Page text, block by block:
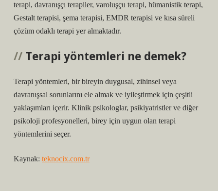
terapi, davranışçı terapiler, varoluşçu terapi, hümanistik terapi,
Gestalt terapisi, şema terapisi, EMDR terapisi ve kısa süreli
çözüm odaklı terapi yer almaktadır.
Terapi yöntemleri ne demek?
Terapi yöntemleri, bir bireyin duygusal, zihinsel veya
davranışsal sorunlarını ele almak ve iyileştirmek için çeşitli
yaklaşımları içerir. Klinik psikologlar, psikiyatristler ve diğer
psikoloji profesyonelleri, birey için uygun olan terapi
yöntemlerini seçer.
Kaynak: teknocix.com.tr